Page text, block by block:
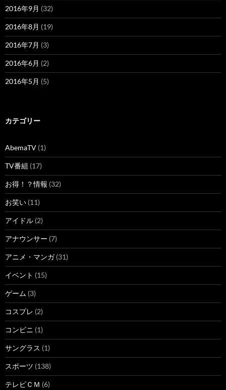
2016年9月 (32)
2016年8月 (19)
2016年7月 (3)
2016年6月 (2)
2016年5月 (5)
カテゴリー
AbemaTV (1)
TV番組 (17)
お得！？情報 (32)
お笑い (11)
アイドル (2)
アナウンサー (7)
アニメ・マンガ(31)
イベント (15)
ゲーム (3)
コスプレ (2)
コンビニ (1)
サングラス (1)
スポーツ (138)
テレビＣＭ (6)